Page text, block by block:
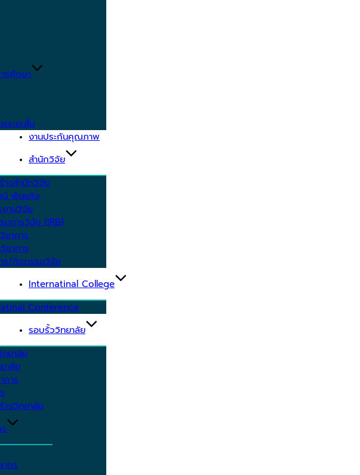
รศึกษา
ระยะสั้น
งานประกันคุณภาพ
สำนักวิจัย
างสำนักวิจัย
น์ พันธกิจ
งานวิจัย
มการวิจัย (IRB)
ชาการ
ชาการ
ร/กิจกรรมวิจัย
Internatinal College
Conference
รอบรั้ววิทยาลัย
ทยาลัย
าลัย
การ
างวิทยาลัย
กร